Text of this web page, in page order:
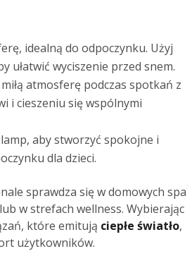
idealną do odpoczynku. Użyj
ułatwić wyciszenie przed snem.
atmosferę podczas spotkań z
i cieszeniu się wspólnymi
lamp, aby stworzyć spokojne i
dla dzieci.
sprawdza się w domowych spa
w strefach wellness. Wybierając
które emitują ciepłe światło,
użytkowników.